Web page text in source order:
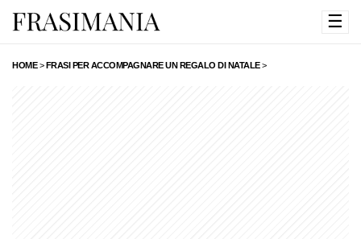
☰
HOME>FRASI PER ACCOMPAGNARE UN REGALO DI NATALE>